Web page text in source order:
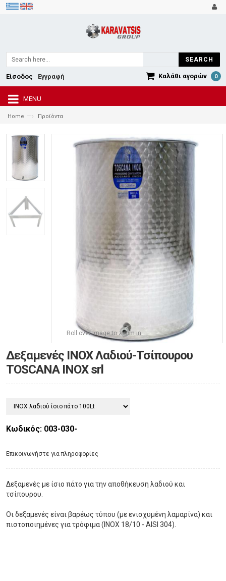
SEARCH
Καλάθι αγορών 0
Εγγραφή
Είσοδος
MENU
Home —› Προϊόντα
Roll over image to zoom in
Δεξαμενές ΙΝΟΧ Λαδιού-Τσίπουρου
TOSCANA INOX srl
Κωδικός: 003-030-
Eπικοινωνήστε για πληροφορίες
Δεξαμενές με ίσιο πάτο για την αποθήκευση λαδιού και
τσίπουρου.
Οι δεξαμενές είναι βαρέως τύπου (με ενισχυμένη λαμαρίνα) και
πιστοποιημένες για τρόφιμα (ΙΝΟΧ 18/10 - AISI 304).